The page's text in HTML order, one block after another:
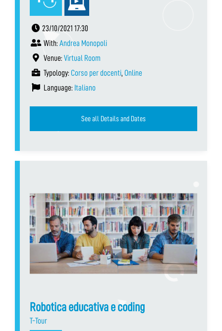
23/10/2021 17:30
With: Andrea Monopoli
Venue: Virtual Room
Typology: Corso per docenti, Online
Language: Italiano
See all Details and Dates
Robotica educativa e coding
T-Tour